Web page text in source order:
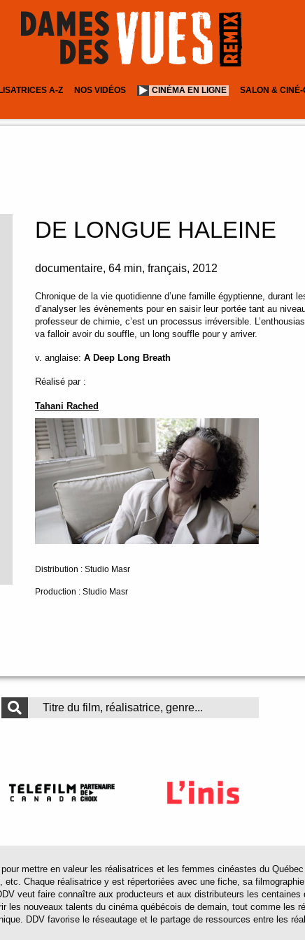
A-Z NOS VIDÉOS CINÉMA EN LIGNE SALON & CINÉ-
DE LONGUE HALEINE
documentaire 64 min français 2012
Chronique de la vie quotidienne d’une famille égyptienne, durant
d’analyser les évènements pour en saisir leur portée tant au
professeur de chimie, c’est un processus irréversible.
va falloir avoir du souffle, un long souffle pour y arriver.
v. anglaise: A Deep Long Breath
Réalisé par :
Tahani Rached
Distribution : Studio Masr
Production : Studio Masr
mettre en valeur les réalisatrices et les femmes cinéastes du
Chaque réalisatrice y est répertoriées avec une fiche, sa
veut faire connaître aux producteurs et aux distributeurs les
les nouveaux talents du cinéma québécois de demain, tout comme les
DDV favorise le réseautage et le partage de ressources entre les